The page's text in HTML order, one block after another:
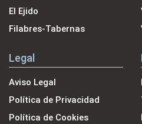
El Ejido
Filabres-Tabernas
Legal
Aviso Legal
Política de Privacidad
Política de Cookies